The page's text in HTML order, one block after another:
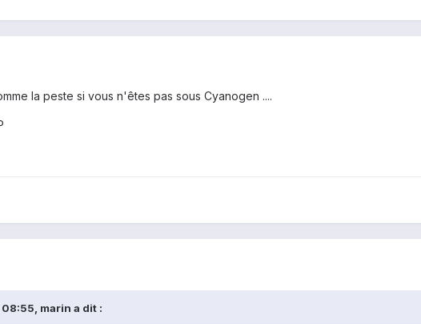
la peste si vous n'êtes pas sous Cyanogen ....
marin a dit :